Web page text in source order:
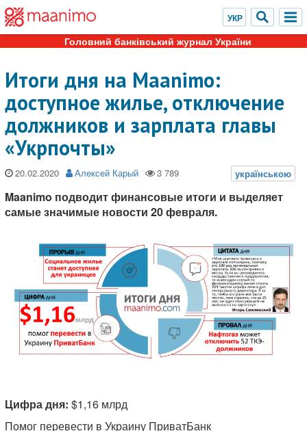
Головний банківський журнал України
Итоги дня на Maanimo:
доступное жилье, отключение
должников и зарплата главы
«Укрпочты»
20.02.2020 Алексей Карый
Maanimo подводит финансовые итоги и выделяет
самые значимые новости 20 февраля.
Цифра дня: $1,16 млрд
Помог перевести в Украину ПриватБанк